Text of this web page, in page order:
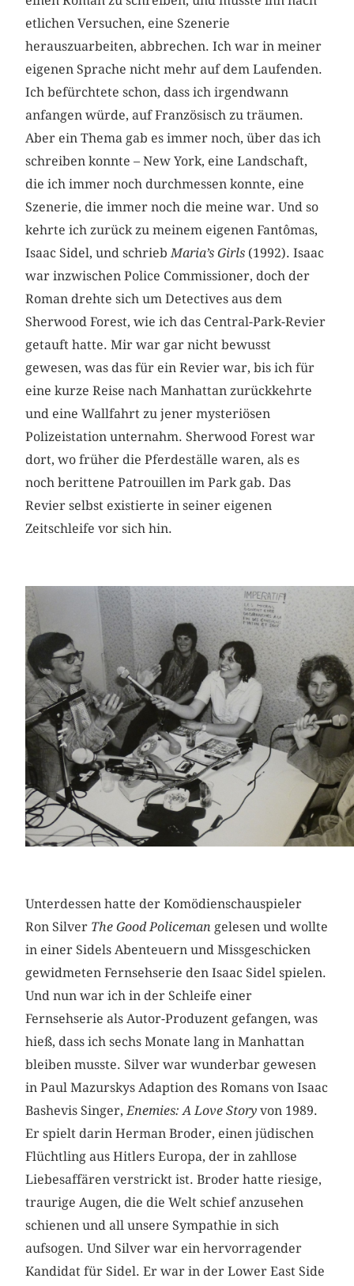
etlichen Versuchen, eine Szenerie
herauszuarbeiten, abbrechen. Ich war in meiner
eigenen Sprache nicht mehr auf dem Laufenden.
Ich befürchtete schon, dass ich irgendwann
anfangen würde, auf Französisch zu träumen.
Aber ein Thema gab es immer noch, über das ich
schreiben konnte – New York, eine Landschaft,
die ich immer noch durchmessen konnte, eine
Szenerie, die immer noch die meine war. Und so
kehrte ich zurück zu meinem eigenen Fantômas,
Isaac Sidel, und schriebMaria’s Girls (1992). Isaac
war inzwischen Police Commissioner, doch der
Roman drehte sich um Detectives aus dem
Sherwood Forest, wie ich das Central-Park-Revier
getauft hatte. Mir war gar nicht bewusst
gewesen, was das für ein Revier war, bis ich für
eine kurze Reise nach Manhattan zurückkehrte
und eine Wallfahrt zu jener mysteriösen
Polizeistation unternahm. Sherwood Forest war
dort, wo früher die Pferdeställe waren, als es
noch berittene Patrouillen im Park gab. Das
Revier selbst existierte in seiner eigenen
Zeitschleife vor sich hin.
Unterdessen hatte der Komödienschauspieler
Ron Silver The Good Policeman gelesen und wollte
in einer Sidels Abenteuern und Missgeschicken
gewidmeten Fernsehserie den Isaac Sidel spielen.
Und nun war ich in der Schleife einer
Fernsehserie als Autor-Produzent gefangen, was
hieß, dass ich sechs Monate lang in Manhattan
bleiben musste. Silver war wunderbar gewesen
in Paul Mazurskys Adaption des Romans von Isaac
Bashevis Singer,Enemies: A Love Story von 1989.
Er spielt darin Herman Broder, einen jüdischen
Flüchtling aus Hitlers Europa, der in zahllose
Liebesaffären verstrickt ist. Broder hatte riesige,
traurige Augen, die die Welt schief anzusehen
schienen und all unsere Sympathie in sich
aufsogen. Und Silver war ein hervorragender
Kandidat für Sidel. Er war in der Lower East Side